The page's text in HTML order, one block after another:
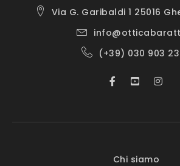
Via G. Garibaldi 1 25016
(+39) 030 903
Chi siamo